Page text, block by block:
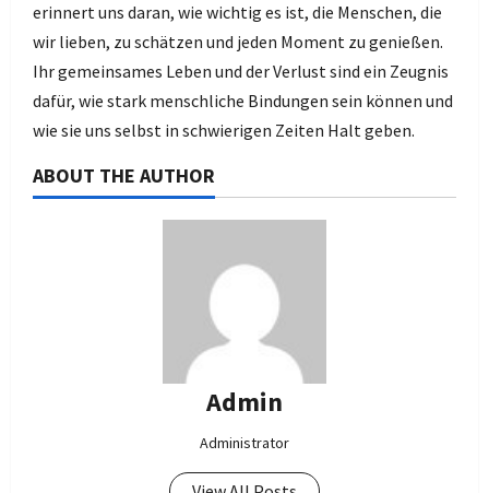
erinnert uns daran, wie wichtig es ist, die Menschen, die
wir lieben, zu schätzen und jeden Moment zu genießen.
Ihr gemeinsames Leben und der Verlust sind ein Zeugnis
dafür, wie stark menschliche Bindungen sein können und
wie sie uns selbst in schwierigen Zeiten Halt geben.
ABOUT THE AUTHOR
Admin
Administrator